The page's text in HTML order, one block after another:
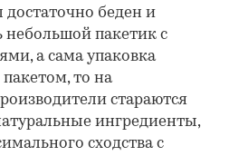
беден и
небольшой пакетик с
а сама упаковка
то на
стараются
ингредиенты,
сходства с